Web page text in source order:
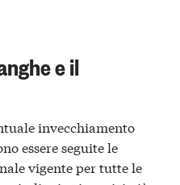
e il
invecchiamento
essere seguite le
vigente per tutte le